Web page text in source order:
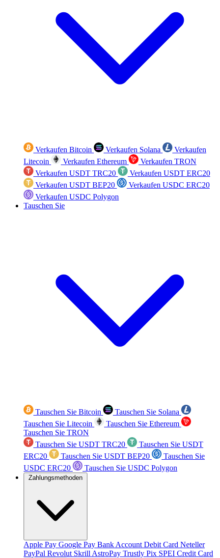
Verkaufen Bitcoin Verkaufen Solana
Verkaufen
Litecoin
Verkaufen Ethereum
Verkaufen TRON
Verkaufen USDT TRC20
Verkaufen USDT ERC20
Verkaufen USDT BEP20
Verkaufen USDC ERC20
Verkaufen USDC Polygon
Tauschen Sie
Tauschen Sie Bitcoin
Tauschen Sie Solana
Tauschen Sie Litecoin
Tauschen Sie Ethereum
Tauschen Sie TRON
Tauschen Sie USDT TRC20
Tauschen Sie USDT
ERC20
Tauschen Sie USDT BEP20
Tauschen Sie
USDC ERC20
Tauschen Sie USDC Polygon
Zahlungsmethoden
Apple Pay Google Pay Bank Account Debit Card Neteller
PayPal Revolut Skrill AstroPay Trustly Pix SPEI Credit Card